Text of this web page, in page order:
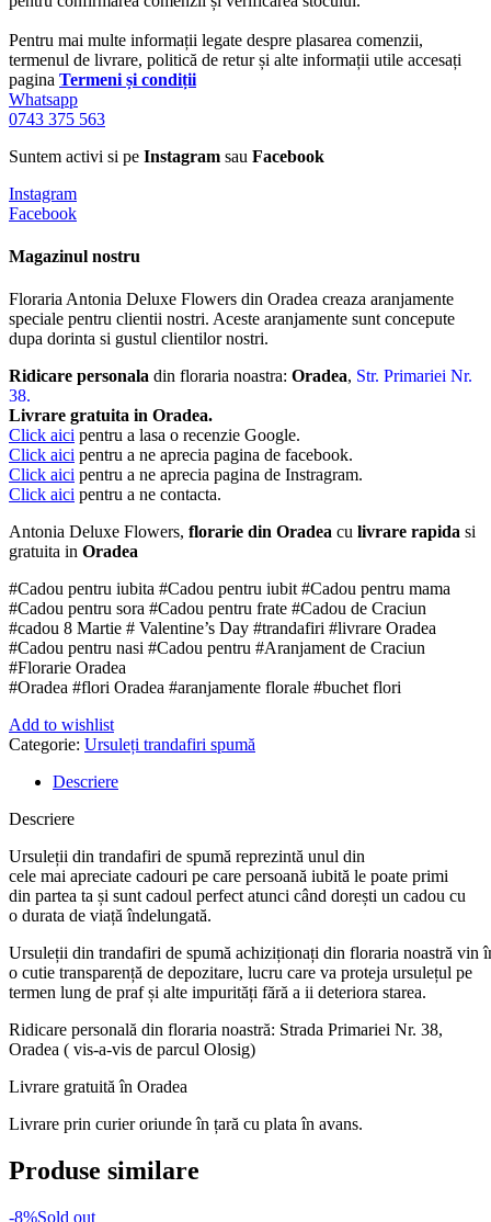
Pentru mai multe informații legate despre plasarea comenzii,
termenul de livrare, politică de retur și alte informații utile accesați
pagina Termeni și condiții
Whatsapp
0743 375 563
Suntem activi si pe Instagram sau Facebook
Instagram
Facebook
Magazinul nostru
Floraria Antonia Deluxe Flowers din Oradea creaza aranjamente
speciale pentru clientii nostri. Aceste aranjamente sunt concepute
dupa dorinta si gustul clientilor nostri.
Ridicare personala din floraria noastra: Oradea, Str. Primariei Nr.
38.
Livrare gratuita in Oradea.
Click aici pentru a lasa o recenzie Google.
Click aici pentru a ne aprecia pagina de facebook.
Click aici pentru a ne aprecia pagina de Instragram.
Click aici pentru a ne contacta.
Antonia Deluxe Flowers, florarie din Oradea cu livrare rapida si
gratuita in Oradea
#Cadou pentru iubita #Cadou pentru iubit #Cadou pentru mama
#Cadou pentru sora #Cadou pentru frate #Cadou de Craciun
#cadou 8 Martie # Valentine’s Day #trandafiri #livrare Oradea
#Cadou pentru nasi #Cadou pentru #Aranjament de Craciun
#Florarie Oradea
#Oradea #flori Oradea #aranjamente florale #buchet flori
Add to wishlist
Categorie: Ursuleți trandafiri spumă
Descriere
Descriere
Ursuleții din trandafiri de spumă reprezintă unul din
cele mai apreciate cadouri pe care persoană iubită le poate primi
din partea ta și sunt cadoul perfect atunci când dorești un cadou cu
o durata de viață îndelungată.
Ursuleții din trandafiri de spumă achiziționați din floraria noastră vin
o cutie transparență de depozitare, lucru care va proteja ursulețul pe
termen lung de prafși alte impurități fără a ii deteriora starea.
Ridicare personală din floraria noastră: Strada Primariei Nr. 38,
Oradea ( vis-a-vis de parcul Olosig)
Livrare gratuită în Oradea
Livrare prin curier oriundeîn țară cu plata în avans.
Produse similare
-8%Sold out